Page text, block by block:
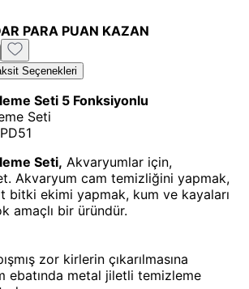
PARA PUAN KAZAN
Seçenekleri
Seti 5 Fonksiyonlu
Seti
Seti, Akvaryumlar için,
Akvaryum cam temizliğini yapmak,
bitki ekimi yapmak, kum ve kayaları
amaçlı bir üründür.
zor kirlerin çıkarılmasına
ebatında metal jiletli temizleme